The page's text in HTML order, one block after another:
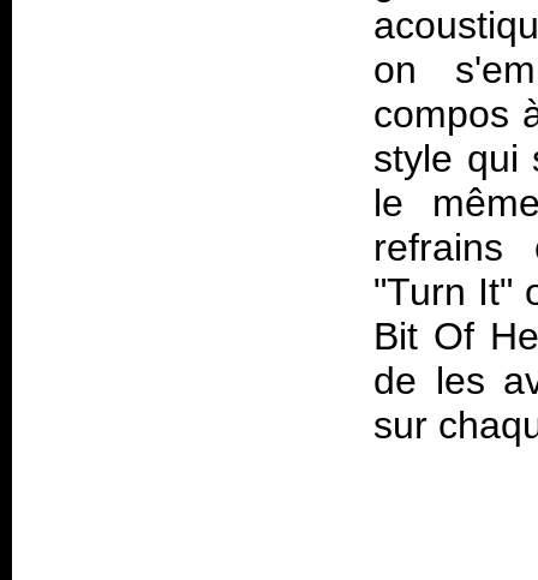
on
compos
style qui
le
refrains
"Turn It"
Bit Of
de les